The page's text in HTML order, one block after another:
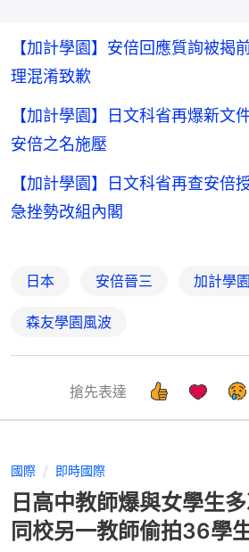
【加計學園】安倍回應質詢被
理混淆致歉
【加計學園】日文科省再爆新
安倍之名施壓
【加計學園】日文科省再查安
急挫勢改組內閣
日本 安倍晉三 加計學
森友學園風波
搶先表達
國際 即時國際
日高中教師爆與女學生
同校另一教師偷拍36學